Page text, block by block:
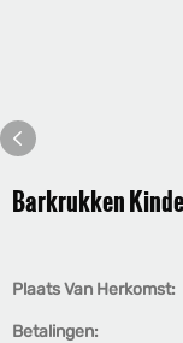
Barkrukken
Plaats Van Herkomst:
Betalingen: